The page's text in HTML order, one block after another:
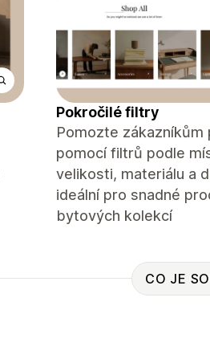
Pokročilé filtry
Pomozte zákazníkům
pomocí filtrů podle
velikosti, materiálu a
ideální pro snadné
bytových kolekcí
CO JE